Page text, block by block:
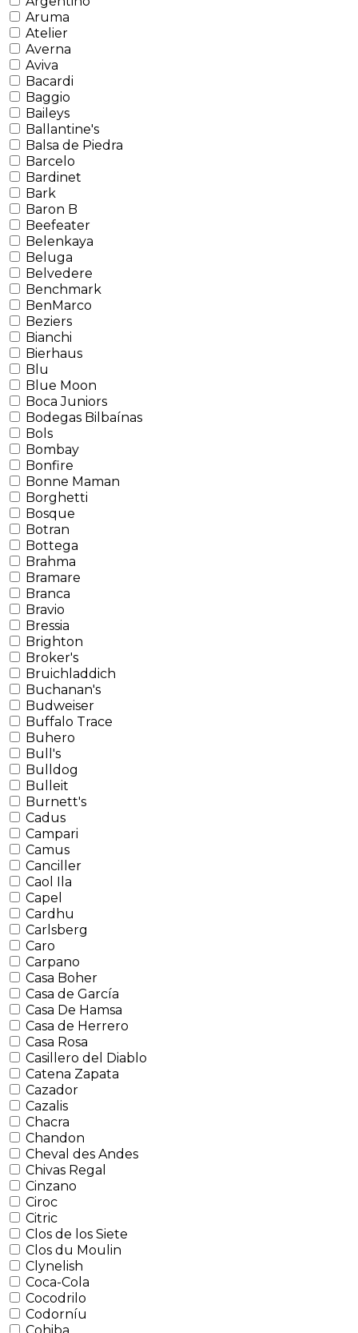
Aruma
Atelier
Averna
Aviva
Bacardi
Baggio
Baileys
Ballantine's
Balsa de Piedra
Barcelo
Bardinet
Bark
Baron B
Beefeater
Belenkaya
Beluga
Belvedere
Benchmark
BenMarco
Beziers
Bianchi
Bierhaus
Blu
Blue Moon
Boca Juniors
Bodegas Bilbaínas
Bols
Bombay
Bonfire
Bonne Maman
Borghetti
Bosque
Botran
Bottega
Brahma
Bramare
Branca
Bravio
Bressia
Brighton
Broker's
Bruichladdich
Buchanan's
Budweiser
Buffalo Trace
Buhero
Bull's
Bulldog
Bulleit
Burnett's
Cadus
Campari
Camus
Canciller
Caol Ila
Capel
Cardhu
Carlsberg
Caro
Carpano
Casa Boher
Casa de García
Casa De Hamsa
Casa de Herrero
Casa Rosa
Casillero del Diablo
Catena Zapata
Cazador
Cazalis
Chacra
Chandon
Cheval des Andes
Chivas Regal
Cinzano
Ciroc
Citric
Clos de los Siete
Clos du Moulin
Clynelish
Coca-Cola
Cocodrilo
Codorníu
Cohiba